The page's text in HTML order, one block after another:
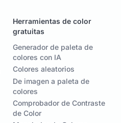
Herramientas de color
gratuitas
Generador de paleta de
colores con IA
Colores aleatorios
De imagen a paleta de
colores
Comprobador de Contraste
de Color